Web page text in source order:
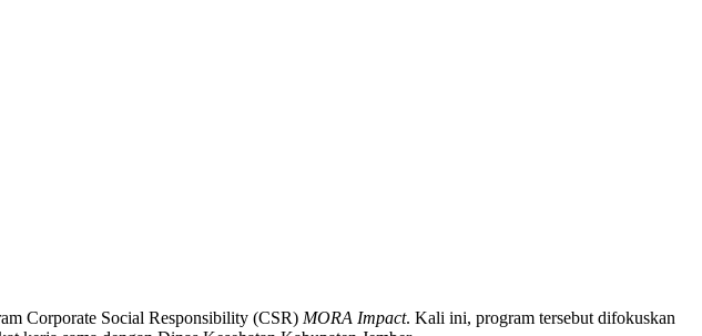
Corporate Social Responsibility (CSR) MORA Impact. Kali ini, program tersebut difokuskan